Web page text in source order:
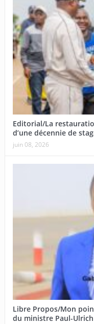
Editorial/La
d’une décennie de
juin 08, 2026
Libre Propos/Mon
du ministre Paul-